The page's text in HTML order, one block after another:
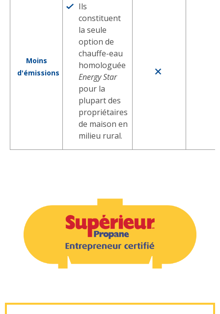
Moins
d'émissions
Ils
constituent
la seule
option de
chauffe-eau
homologuée
Energy Star
pour la
plupart des
propriétaires
de maison en
milieu rural.